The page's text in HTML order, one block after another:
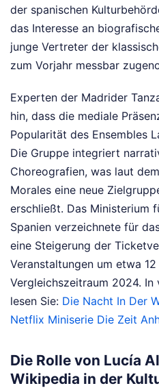
der spanischen
das Interesse an
junge Vertreter der
zum Vorjahr messbar
Experten der Madrider
hin, dass die mediale
Popularität des Ensembles
Die Gruppe integriert
Choreografien, was laut
Morales eine neue
erschließt. Das Ministerium
Spanien verzeichnete für
eine Steigerung der
Veranstaltungen um etwa
Vergleichszeitraum 2024. In
lesen Sie: Die Nacht In Der
Netflix Miniserie Die Zeit
Die Rolle von Lucía
Wikipedia in der